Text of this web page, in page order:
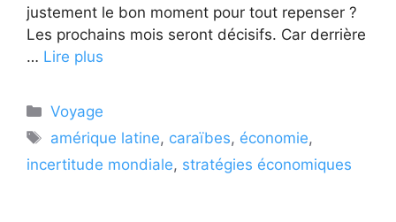
justement le bon moment pour tout repenser ?
Les prochains mois seront décisifs. Car derrière
… Lire plus
Catégories
Voyage
Étiquettes
amérique latine, caraïbes, économie,
incertitude mondiale, stratégies économiques